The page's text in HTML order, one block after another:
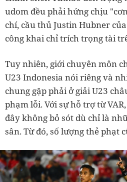
udom đều phải hứng chịu
chí, cầu thủ Justin Hubner
công khai chỉ trích trọng tài
Tuy nhiên, giới chuyên môn
U23 Indonesia nói riêng và
chung gặp phải ở giải U23
phạm lỗi. Với sự hỗ trợ từ
đây không bỏ sót dù chỉ là
sân. Từ đó, số lượng thẻ phạt